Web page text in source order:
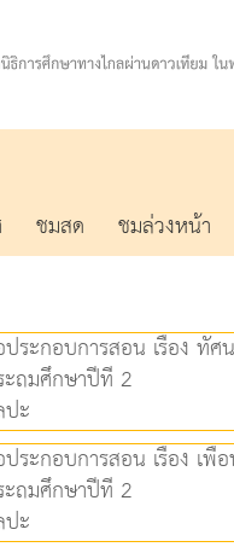
ชมสด ชมล่วงหน้า
ถมศึกษาปีที่ 2
ะ
ถมศึกษาปีที่ 2
ะ